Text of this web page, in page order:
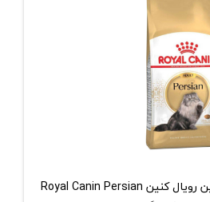
غذای خشک گربه نژاد پرشین رویال کنین Royal Canin Persian